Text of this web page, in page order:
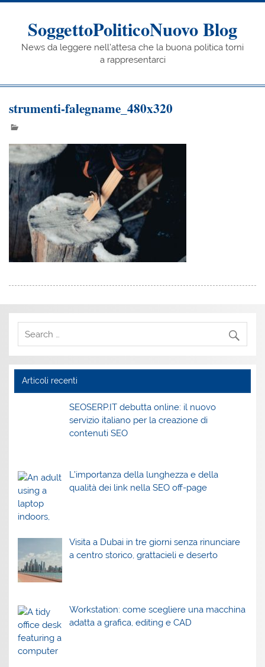
Skip
contentSoggettoPoliticoNuovo Blog
News da leggere nell'attesa che la buona politica torni
a rappresentarci
strumenti-falegname_480x320
Articoli recenti
SEOSERP.IT debutta online: il nuovo
servizio italiano per la creazione di
contenuti SEO
L’importanza della lunghezza e della
qualità dei link nella SEO off-page
Visita a Dubai in tre giorni senza rinunciare
a centro storico, grattacieli e deserto
Workstation: come scegliere una macchina
adatta a grafica, editing e CAD